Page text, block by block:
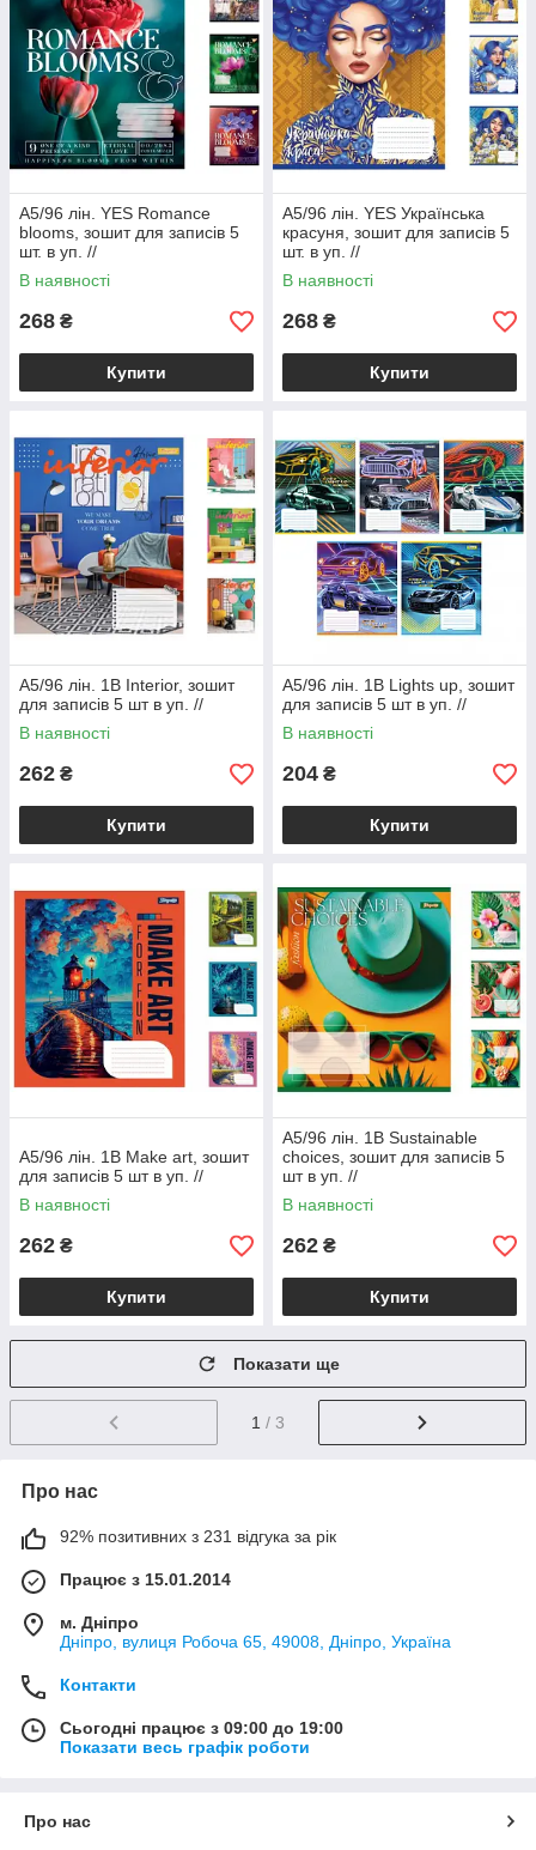
А5/96 лін. YES Romance
blooms, зошит для записів 5
шт. в уп. //
В наявності
268 ₴
Купити
А5/96 лін. YES Українська
красуня, зошит для записів 5
шт. в уп. //
В наявності
268 ₴
Купити
А5/96 лін. 1В Interior, зошит
для записів 5 шт в уп. //
В наявності
262 ₴
Купити
А5/96 лін. 1В Lights up, зошит
для записів 5 шт в уп. //
В наявності
204 ₴
Купити
А5/96 лін. 1В Make art, зошит
для записів 5 шт в уп. //
В наявності
262 ₴
Купити
А5/96 лін. 1В Sustainable
choices, зошит для записів 5
шт в уп. //
В наявності
262 ₴
Купити
Показати ще
1 / 3
Про нас
92% позитивних з 231 відгука за рік
Працює з 15.01.2014
м. Дніпро
Дніпро, вулиця Робоча 65, 49008, Дніпро, Україна
Контакти
Сьогодні працює з 09:00 до 19:00
Показати весь графік роботи
Про нас